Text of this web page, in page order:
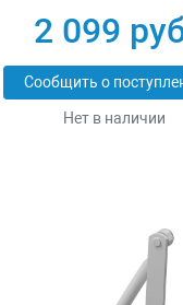
2 099
Сообщить о
Нет в наличии